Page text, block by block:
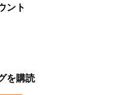
ント
を購読